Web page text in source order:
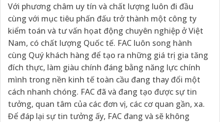
Với phương châm uy tín và chất lượng luôn đi đầu
cùng với mục tiêu phấn đấu trở thành một công ty
kiểm toán và tư vấn họat động chuyên nghiệp ở Việt
Nam, có chất lượng Quốc tế. FAC luôn song hành
cùng Quý khách hàng để tạo ra những giá trị gia tăng
đích thực, làm giàu chính đáng bằng năng lực chính
mình trong nền kinh tế toàn cầu đang thay đổi một
cách nhanh chóng. FAC đã và đang tạo được sự tin
tưởng, quan tâm của các đơn vị, các cơ quan gần, xa.
Để đáp lại sự tin tưởng ấy, FAC đang và sẽ không